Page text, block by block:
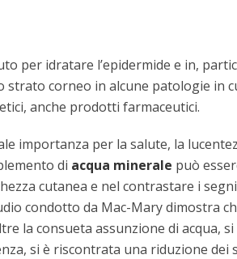
per idratare l’epidermide e in,
corneo in alcune patologie in
anche prodotti farmaceutici.
importanza per la salute, la
di acqua minerale può
cutanea e nel contrastare i segni
condotto da Mac-Mary dimostra
la consueta assunzione di acqua,
si è riscontrata una riduzione dei